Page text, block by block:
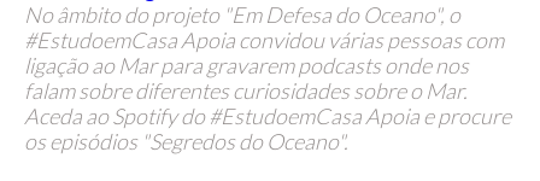
No âmbito do projeto "Em Defesa do Oceano", o
#EstudoemCasa Apoia convidou várias pessoas com
ligação ao Mar para gravarem podcasts onde nos
falam sobre diferentes curiosidades sobre o Mar.
Aceda ao Spotify do #EstudoemCasa Apoia e procure
os episódios "Segredos do Oceano".